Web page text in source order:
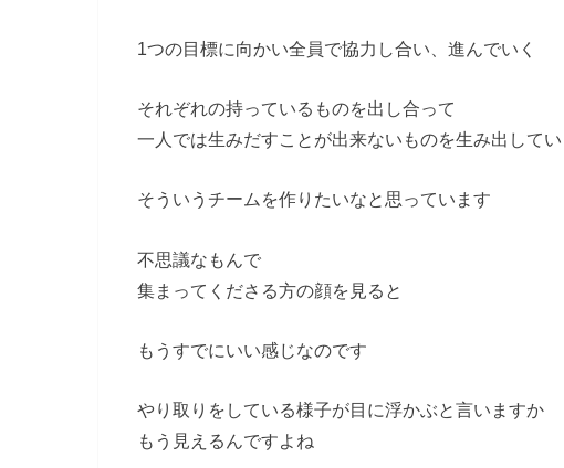
1つの目標に向かい全員で協力し合い、進んでいく
それぞれの持っているものを出し合って
一人では生みだすことが出来ないものを生み出してい
そういうチームを作りたいなと思っています
不思議なもんで
集まってくださる方の顔を見ると
もうすでにいい感じなのです
やり取りをしている様子が目に浮かぶと言いますか
もう見えるんですよね